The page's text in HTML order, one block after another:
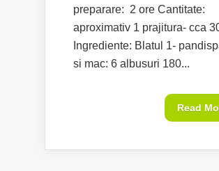
preparare: 2 ore Cantitate:
aproximativ 1 prajitura- cca
Ingrediente: Blatul 1-
si mac: 6 albusuri 180...
Read